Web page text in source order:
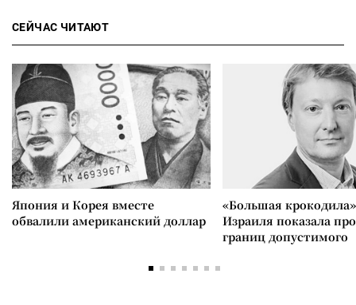
СЕЙЧАС ЧИТАЮТ
Япония и Корея вместе
обвалили американский доллар
«Большая
Израиля показала
границ допустимого